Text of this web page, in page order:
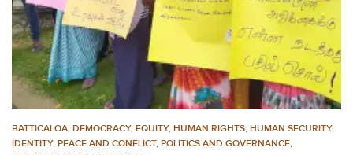
BATTICALOA, DEMOCRACY, EQUITY, HUMAN RIGHTS, HUMAN SECURITY,
IDENTITY, PEACE AND CONFLICT, POLITICS AND GOVERNANCE,